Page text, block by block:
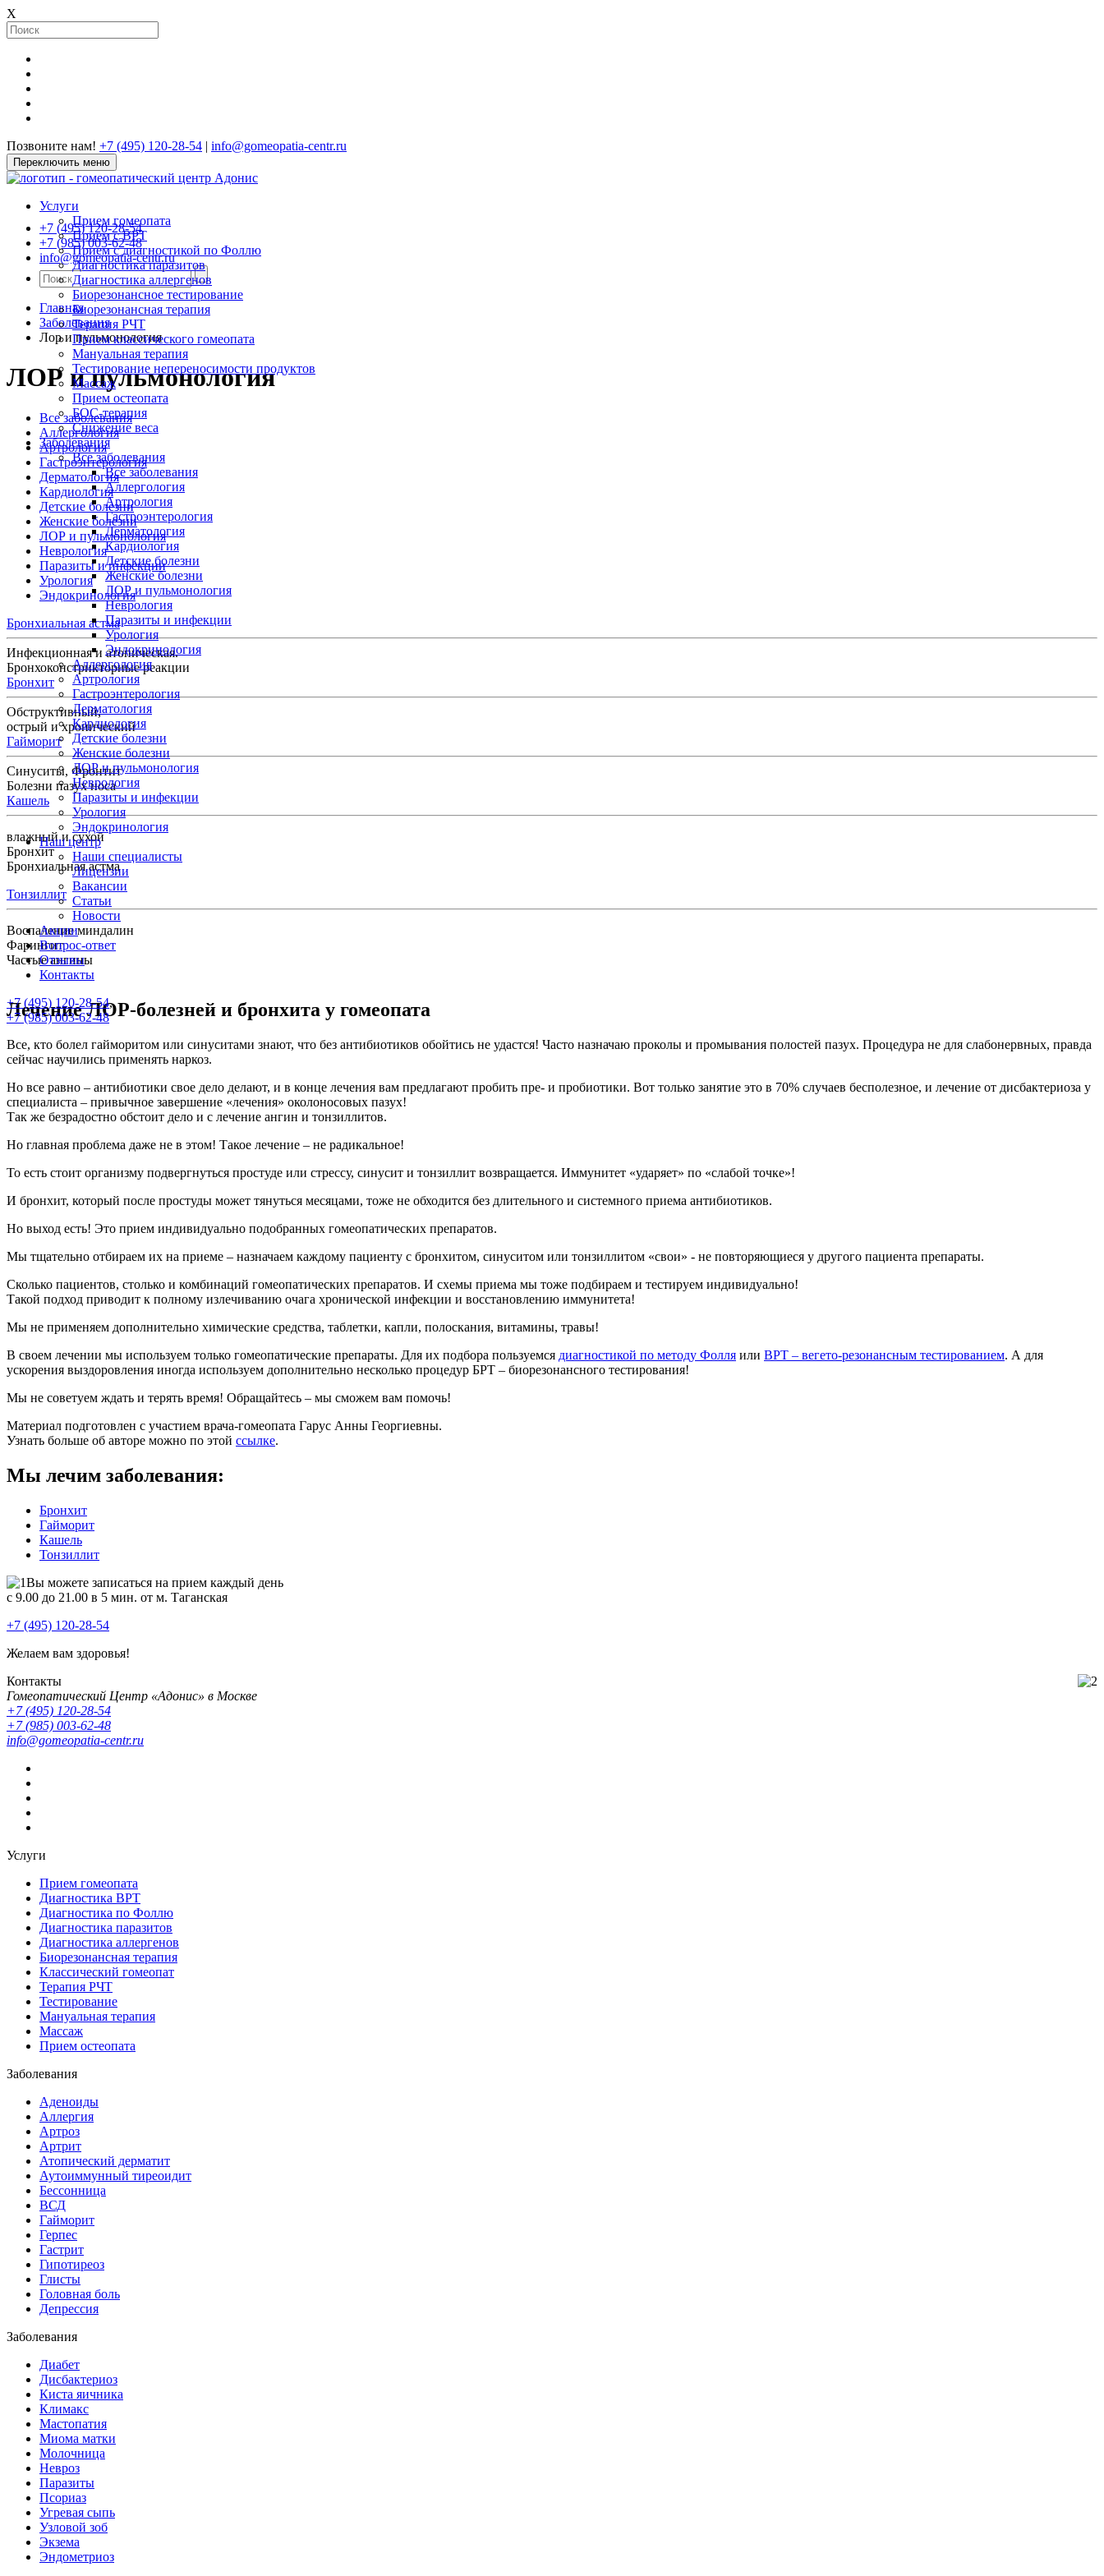
X
Позвоните нам! +7 (495) 120-28-54 | info@gomeopatia-centr.ru
Переключить меню
Услуги
Прием гомеопата
Прием с ВРТ
Прием с диагностикой по Фоллю
Диагностика паразитов
Диагностика аллергенов
Биорезонансное тестирование
Биорезонансная терапия
Терапия РЧТ
Прием классического гомеопата
Мануальная терапия
Тестирование непереносимости продуктов
Массаж
Прием остеопата
БОС-терапия
Снижение веса
Заболевания
Все заболевания
Все заболевания
Аллергология
Артрология
Гастроэнтерология
Дерматология
Кардиология
Детские болезни
Женские болезни
ЛОР и пульмонология
Неврология
Паразиты и инфекции
Урология
Эндокринология
Аллергология
Артрология
Гастроэнтерология
Дерматология
Кардиология
Детские болезни
Женские болезни
ЛОР и пульмонология
Неврология
Паразиты и инфекции
Урология
Эндокринология
Наш центр
Наши специалисты
Лицензии
Вакансии
Статьи
Новости
Акции
Вопрос-ответ
Отзывы
Контакты
+7 (495) 120-28-54,
+7 (985) 003-62-48
+7 (495) 120-28-54
+7 (985) 003-62-48
info@gomeopatia-centr.ru
Главная
Заболевания
Лор и пульмонология
ЛОР и пульмонология
Все заболевания
Аллергология
Артрология
Гастроэнтерология
Дерматология
Кардиология
Детские болезни
Женские болезни
ЛОР и пульмонология
Неврология
Паразиты и инфекции
Урология
Эндокринология
Бронхиальная астма
Инфекционная и атопическая.
Бронхоконстрикторные реакции
Бронхит
Обструктивный,
острый и хронический
Гайморит
Синуситы, Фронтит
Болезни пазух носа
Кашель
влажный и сухой
Бронхит
Бронхиальная астма
Тонзиллит
Воспаление миндалин
Фарингит
Частые ангины
Лечение ЛОР-болезней и бронхита у гомеопата
Все, кто болел гайморитом или синуситами знают, что без антибиотиков обойтись не удастся! Часто назначаю проколы и промывания полостей пазух. Процедура не для слабонервных, правда
сейчас научились применять наркоз.
Но все равно – антибиотики свое дело делают, и в конце лечения вам предлагают пробить пре- и пробиотики. Вот только занятие это в 70% случаев бесполезное, и лечение от дисбактериоза у
специалиста – привычное завершение «лечения» околоносовых пазух!
Так же безрадостно обстоит дело и с лечение ангин и тонзиллитов.
Но главная проблема даже не в этом! Такое лечение – не радикальное!
То есть стоит организму подвергнуться простуде или стрессу, синусит и тонзиллит возвращается. Иммунитет «ударяет» по «слабой точке»!
И бронхит, который после простуды может тянуться месяцами, тоже не обходится без длительного и системного приема антибиотиков.
Но выход есть! Это прием индивидуально подобранных гомеопатических препаратов.
Мы тщательно отбираем их на приеме – назначаем каждому пациенту с бронхитом, синуситом или тонзиллитом «свои» - не повторяющиеся у другого пациента препараты.
Сколько пациентов, столько и комбинаций гомеопатических препаратов. И схемы приема мы тоже подбираем и тестируем индивидуально!
Такой подход приводит к полному излечиванию очага хронической инфекции и восстановлению иммунитета!
Мы не применяем дополнительно химические средства, таблетки, капли, полоскания, витамины, травы!
В своем лечении мы используем только гомеопатические препараты. Для их подбора пользуемся диагностикой по методу Фолля или ВРТ – вегето-резонансным тестированием. А для
ускорения выздоровления иногда используем дополнительно несколько процедур БРТ – биорезонансного тестирования!
Мы не советуем ждать и терять время! Обращайтесь – мы сможем вам помочь!
Материал подготовлен с участием врача-гомеопата Гарус Анны Георгиевны.
Узнать больше об авторе можно по этой ссылке.
Мы лечим заболевания:
Бронхит
Гайморит
Кашель
Тонзиллит
Вы можете записаться на прием каждый день
с 9.00 до 21.00 в 5 мин. от м. Таганская
+7 (495) 120-28-54
Желаем вам здоровья!
Контакты
Гомеопатический Центр «Адонис» в Москве
+7 (495) 120-28-54
+7 (985) 003-62-48
info@gomeopatia-centr.ru
Услуги
Прием гомеопата
Диагностика ВРТ
Диагностика по Фоллю
Диагностика паразитов
Диагностика аллергенов
Биорезонансная терапия
Классический гомеопат
Терапия РЧТ
Тестирование
Мануальная терапия
Массаж
Прием остеопата
Заболевания
Аденоиды
Аллергия
Артроз
Артрит
Атопический дерматит
Аутоиммунный тиреоидит
Бессонница
ВСД
Гайморит
Герпес
Гастрит
Гипотиреоз
Глисты
Головная боль
Депрессия
Заболевания
Диабет
Дисбактериоз
Киста яичника
Климакс
Мастопатия
Миома матки
Молочница
Невроз
Паразиты
Псориаз
Угревая сыпь
Узловой зоб
Экзема
Эндометриоз